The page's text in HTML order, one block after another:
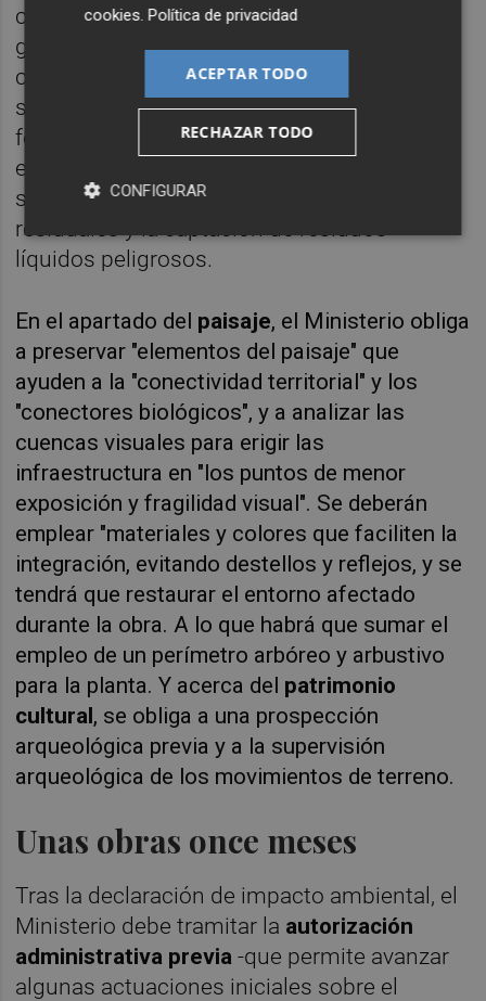
con balizas. En cuanto alagua
garantizar el drenaje superficial hacia los
cauces; la no afección a los cursos hídricos
superficiales y subterráneos, así como a las
formaciones vegetales de la ribera; el uso
exclusivo del agua para limpiar las placas
solares; una correcta gestión de aguas
residuales y la captación de residuos
líquidos peligrosos.
En el apartado del paisaje, el Ministerio obliga
a preservar "elementos del paisaje" que
ayuden a la "conectividad territorial" y los
"conectores biológicos", y a analizar las
cuencas visuales para erigir las
infraestructura en "los puntos de menor
exposición y fragilidad visual". Se deberán
emplear "materiales y colores que faciliten la
integración, evitando destellos y reflejos, y se
tendrá que restaurar el entorno afectado
durante la obra. A lo que habrá que sumar el
empleo de un perímetro arbóreo y arbustivo
para la planta. Y acerca del patrimonio
cultural, se obliga a una prospección
arqueológica previa y a la supervisión
arqueológica de los movimientos de terreno.
Unas obras once meses
Tras la declaración de impacto ambiental, el
Ministerio debe tramitar la autorización
administrativa previa -que permite avanzar
algunas actuaciones iniciales sobre el
cookies.Política de privacidad
ACEPTAR TODO
RECHAZAR TODO
CONFIGURAR